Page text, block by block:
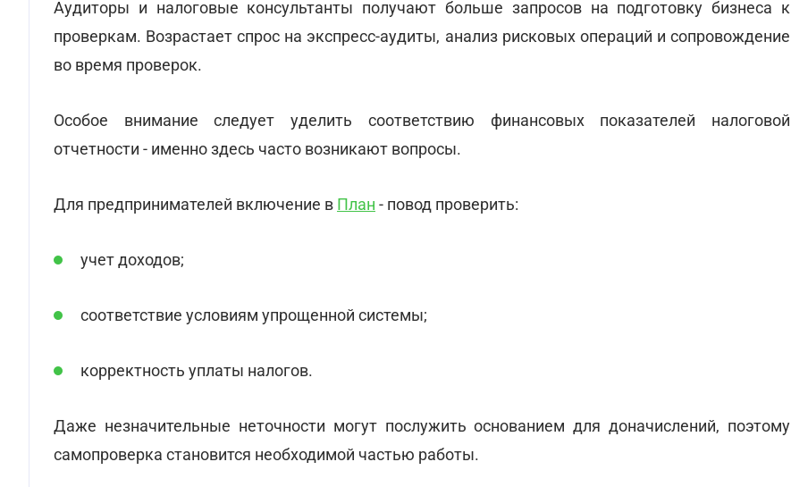
Аудиторы и налоговые консультанты получают больше запросов на подготовку бизнеса к
проверкам. Возрастает спрос на экспресс-аудиты, анализ рисковых операций и сопровождение
во время проверок.
Особое внимание следует уделить соответствию финансовых показателей налоговой
отчетности - именно здесь часто возникают вопросы.
Для предпринимателей включение в План - повод проверить:
учет доходов;
соответствие условиям упрощенной системы;
корректность уплаты налогов.
Даже незначительные неточности могут послужить основанием для доначислений, поэтому
самопроверка становится необходимой частью работы.